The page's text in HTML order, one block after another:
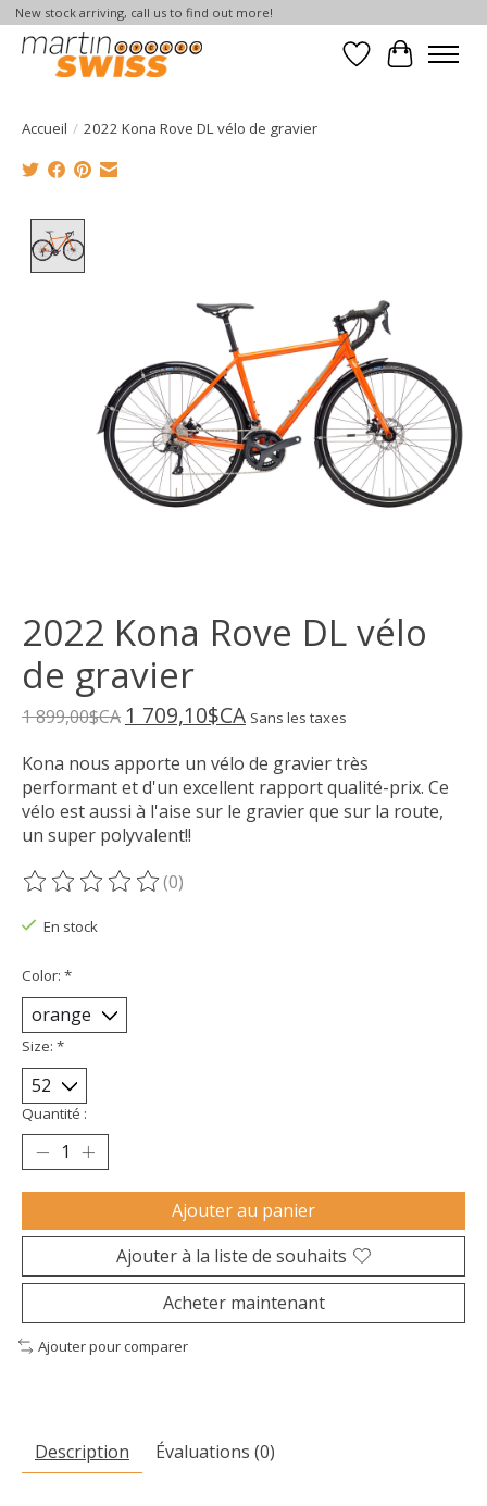
New stock arriving, call us to find out more!
Liste dePanier
Accueil / 2022 Kona Rove DL vélo de gravier
2022 Kona Rove DL vélo
de gravier
1 899,00$CA 1 709,10$CA Sans les taxes
Kona nous apporte un vélo de gravier très
performant et d'un excellent rapport qualité-prix. Ce
vélo est aussi à l'aise sur le gravier que sur la route,
un super polyvalent!!
Ce produit est évalué à
(0)
En stock
Color: *
Size: *
Quantité :
Ajouter au panier
Ajouter à la liste de souhaits
Acheter maintenant
Ajouter pour comparer
Description Évaluations (0)